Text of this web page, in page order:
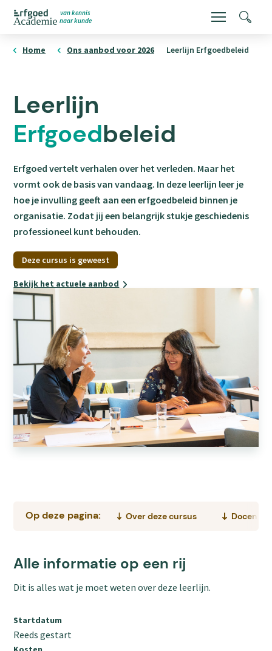
Overslaan
naar
gaan
homepage
van kennis
naar kunde
Menu
Home Ons aanbod voor 2026 Leerlijn Erfgoedbeleid
Leerlijn
Erfgoedbeleid
Erfgoed vertelt verhalen over het verleden. Maar het
vormt ook de basis van vandaag. In deze leerlijn leer je
hoe je invulling geeft aan een erfgoedbeleid binnen je
organisatie. Zodat jij een belangrijk stukje geschiedenis
professioneel kunt behouden.
Deze cursus is geweest
Bekijk het actuele aanbod
Op deze pagina: Over deze cursus Docent
Alle informatie op een rij
Dit is alles wat je moet weten over deze leerlijn.
Startdatum
Reeds gestart